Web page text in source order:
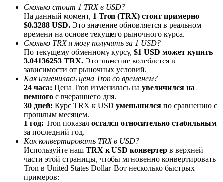
Реферал
Пригласите друга, чтобы получить денежные
вознаграждения
BTC Welcome Rewards
Сколько стоит 1 TRX в USD?
На данный момент, 1 Tron (TRX) стоит примерно
$0.3288 USD. Это значение обновляется в реальном
времени на основе текущего рыночного курса.
Сколько TRX я могу получить за 1 USD?
По текущему обменному курсу, $1 USD может купить
3.04136253 TRX. Это значение колеблется в
зависимости от рыночных условий.
Как изменилась цена Tron со временем?
24 часа: Цена Tron изменилась на увеличился на
немного с вчерашнего дня.
30 дней: Курс TRX к USD уменьшился по сравнению с
прошлым месяцем.
1 год: Tron показал остался относительно стабильным
за последний год.
Как конвертировать TRX в USD?
Используйте наш TRX к USD конвертер в верхней
части этой страницы, чтобы мгновенно конвертировать
Tron в United States Dollar. Вот несколько быстрых
примеров: